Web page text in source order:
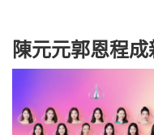
陳元元郭恩程成